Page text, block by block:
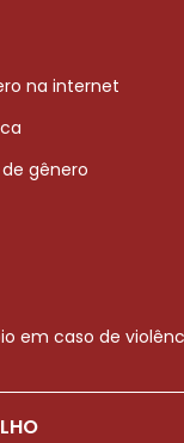
na internet
gênero
em caso de